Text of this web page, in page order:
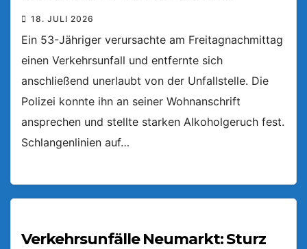
18. JULI 2026
Ein 53-Jähriger verursachte am Freitagnachmittag
einen Verkehrsunfall und entfernte sich
anschließend unerlaubt von der Unfallstelle. Die
Polizei konnte ihn an seiner Wohnanschrift
ansprechen und stellte starken Alkoholgeruch fest.
Schlangenlinien auf…
Verkehrsunfälle Neumarkt: Sturz